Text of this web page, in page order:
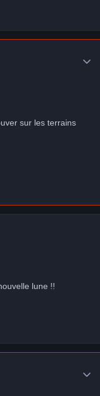
sur les terrains
lune !!